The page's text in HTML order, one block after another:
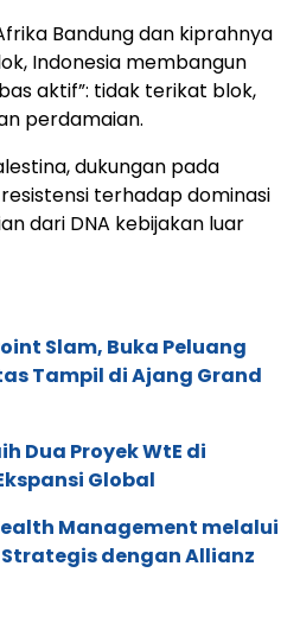
Bandung dan kiprahnya
Indonesia membangun
aktif”: tidak terikat blok,
perdamaian.
dukungan pada
terhadap dominasi
dari DNA kebijakan luar
Slam, Buka Peluang
Tampil di Ajang Grand
Dua Proyek WtE di
Global
Management melalui
dengan Allianz